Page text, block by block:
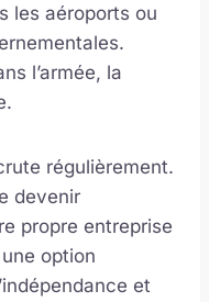
les aéroports ou
l’armée, la
régulièrement.
devenir
propre entreprise
option
et